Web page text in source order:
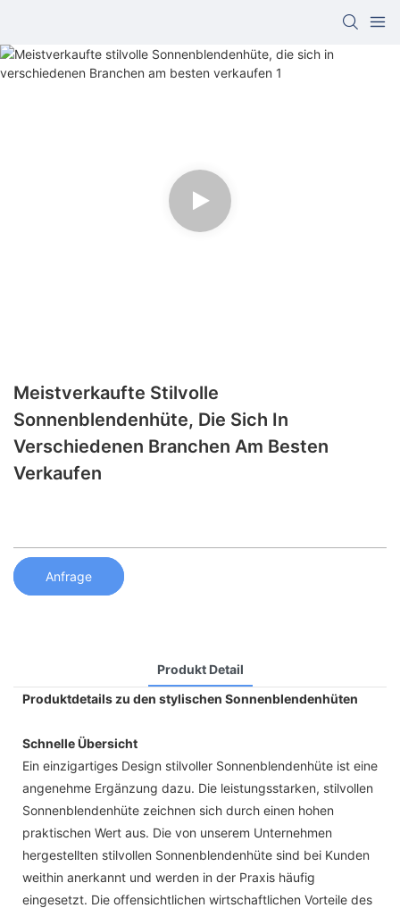
Meistverkaufte Stilvolle
Sonnenblendenhüte, Die Sich In
Verschiedenen Branchen Am Besten
Verkaufen
Anfrage
Produkt Detail
Produktdetails zu den stylischen Sonnenblendenhüten
Schnelle Übersicht
Ein einzigartiges Design stilvoller Sonnenblendenhüte ist eine
angenehme Ergänzung dazu. Die leistungsstarken, stilvollen
Sonnenblendenhüte zeichnen sich durch einen hohen
praktischen Wert aus. Die von unserem Unternehmen
hergestellten stilvollen Sonnenblendenhüte sind bei Kunden
weithin anerkannt und werden in der Praxis häufig
eingesetzt. Die offensichtlichen wirtschaftlichen Vorteile des